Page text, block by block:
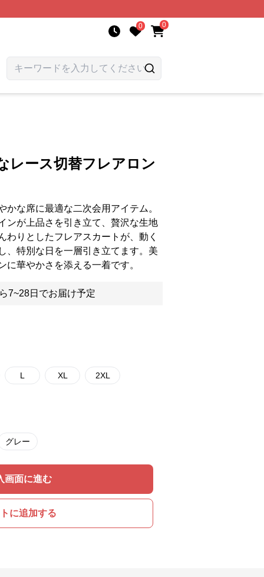
0 0
レース切替フレアロン
かな席に最適な二次会用アイテム。
ンが上品さを引き立て、贅沢な生地
わりとしたフレアスカートが、動く
、特別な日を一層引き立てます。美
に華やかさを添える一着です。
7~28日でお届け予定
L XL 2XL
グレー
画面に進む
に追加する